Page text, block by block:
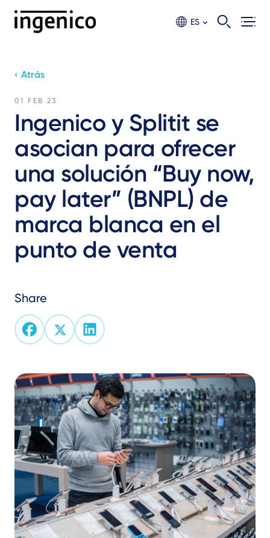
contento
ES
‹ Atrás
01 FEB 23
Ingenico y Splitit se
asocian para ofrecer
una solución “Buy now,
pay later” (BNPL) de
marca blanca en el
punto de venta
Share